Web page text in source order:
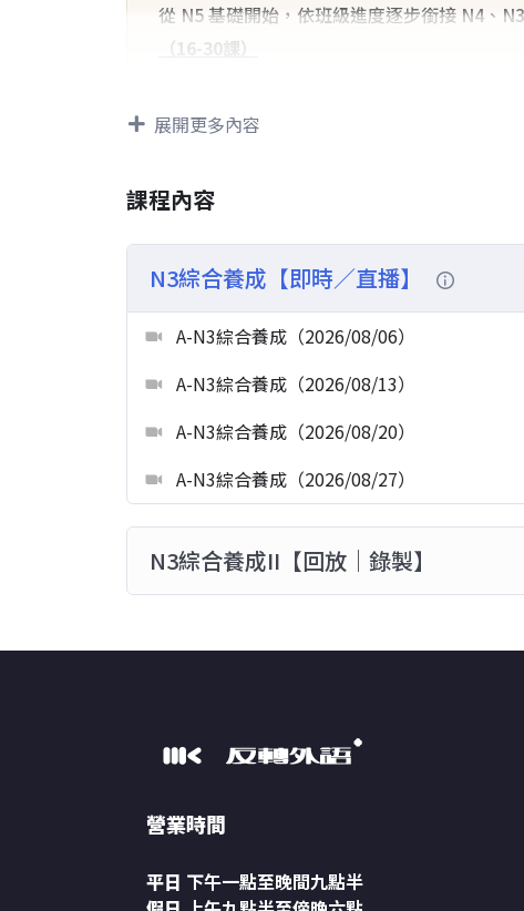
從 N5 基礎開始，依班級進度逐步銜接 N4、
（16-30課）
適合對象
課程進度 適合對象
適合已學過五十音，準備正式進
N4階段 適合已具備基礎日文能力，想加
N3階段 適合希望提升中級閱讀、聽解、
長期養成需求 適合不想零散找課，而是希望依
課程簡介
「日文養成」是 MK反轉外語設計的長期日文養
課程內容會隨著程度逐步增加難度，從基礎文法
理解、中級文法應用、資訊整理與日文整體理解能
在 N5 階段，學員會建立日文句子的基本理解能
本課程核心不只是背單字或記文法，而是透過長
展開更多內容
課程內容
N3綜合養成【即時／直播】
A-N3綜合養成（2026/08/06）
A-N3綜合養成（2026/08/13）
A-N3綜合養成（2026/08/20）
A-N3綜合養成（2026/08/27）
N3綜合養成II【回放｜錄製】
營業時間
平日 下午一點至晚間九點半